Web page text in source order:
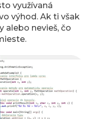
využívaná
výhod. Ak ti však
alebo nevieš, čo